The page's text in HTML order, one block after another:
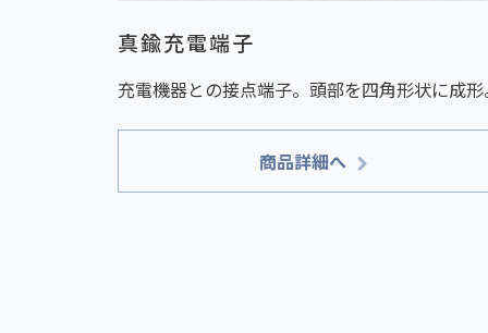
真鍮充電端子
充電機器との接点端子。頭部を四角形状に成
商品詳細へ